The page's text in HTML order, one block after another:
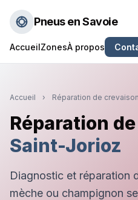
Pneus en Savoie
AccueilZonesÀ propos
Accueil › Réparation de crevaison
Réparation
Saint-Jorioz
Diagnostic et réparation
mèche ou champignon